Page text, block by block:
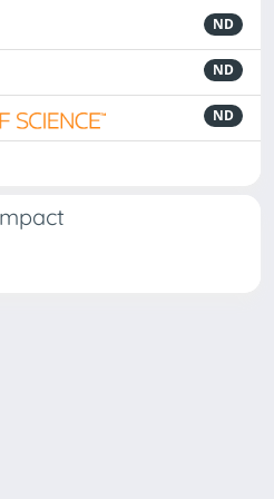
ND
ND
ND